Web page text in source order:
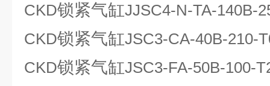
CKD锁紧气缸JJSC4-N-TA-140B-
CKD锁紧气缸JSC3-CA-40B-210-
CKD锁紧气缸JSC3-FA-50B-100-